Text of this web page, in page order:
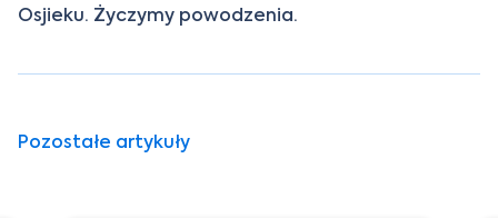
Osjieku. Życzymy powodzenia.
Pozostałe artykuły